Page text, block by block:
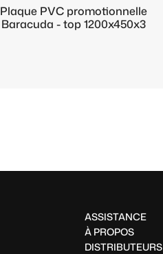
Plaque PVC promotionnelle
Baracuda - top 1200x450x3
ASSISTANCE
À PROPOS
DISTRIBUTEURS